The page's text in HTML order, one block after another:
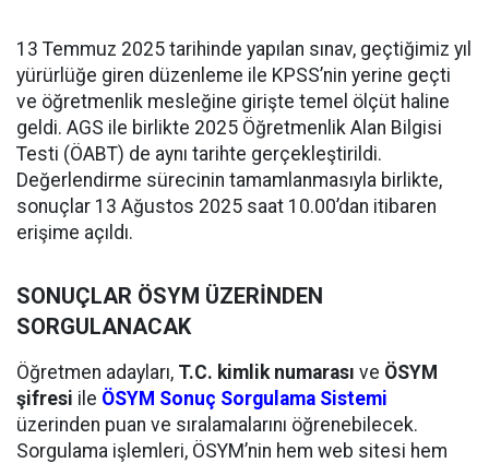
13 Temmuz 2025 tarihinde yapılan sınav, geçtiğimiz yıl
yürürlüğe giren düzenleme ile KPSS’nin yerine geçti
ve öğretmenlik mesleğine girişte temel ölçüt haline
geldi. AGS ile birlikte 2025 Öğretmenlik Alan Bilgisi
Testi (ÖABT) de aynı tarihte gerçekleştirildi.
Değerlendirme sürecinin tamamlanmasıyla birlikte,
sonuçlar 13 Ağustos 2025 saat 10.00’dan itibaren
erişime açıldı.
SONUÇLAR ÖSYM ÜZERİNDEN
SORGULANACAK
Öğretmen adayları, T.C. kimlik numarası ve ÖSYM
şifresi ile ÖSYM Sonuç Sorgulama Sistemi
üzerinden puan ve sıralamalarını öğrenebilecek.
Sorgulama işlemleri, ÖSYM’nin hem web sitesi hem